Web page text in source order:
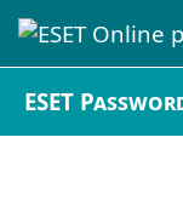
ESET